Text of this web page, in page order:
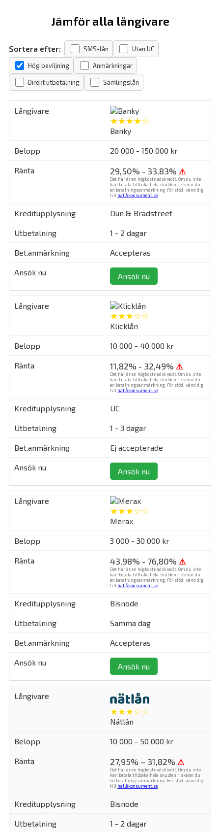
Jämför alla långivare
Sortera efter: SMS-lån Utan UC
Hög beviljning Anmärkningar
Direkt utbetalning Samlingslån
★★★★☆
Banky
20 000 - 150 000 kr
29,50% - 33,83% ⚠
Det här är en högkostnadskredit. Om du inte
kan betala tillbaka hela skulden riskerar du
en betalningsanmärkning. För stöd, vänd dig
till hallåkonsument.se
Dun & Bradstreet
1 - 2 dagar
Accepteras
Ansök nu
★★★☆☆
Klicklån
10 000 - 40 000 kr
11,82% - 32,49% ⚠
Det här är en högkostnadskredit. Om du inte
kan betala tillbaka hela skulden riskerar du
en betalningsanmärkning. För stöd, vänd dig
till hallåkonsument.se
UC
1 - 3 dagar
Ej accepterade
Ansök nu
★★★☆☆
Merax
3 000 - 30 000 kr
43,98% - 76,80% ⚠
Det här är en högkostnadskredit. Om du inte
kan betala tillbaka hela skulden riskerar du
en betalningsanmärkning. För stöd, vänd dig
till hallåkonsument.se
Bisnode
Samma dag
Accepteras
Ansök nu
★★★☆☆
Nätlån
10 000 - 50 000 kr
27,95% – 31,82% ⚠
Det här är en högkostnadskredit. Om du inte
kan betala tillbaka hela skulden riskerar du
en betalningsanmärkning. För stöd, vänd dig
till hallåkonsument.se
Bisnode
1 - 2 dagar